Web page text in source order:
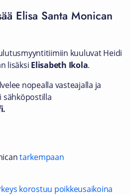
Elisa Santa Monican
kuuluvat Heidi
lisäksi Elisabeth Ikola.
nopealla vasteajalla ja
sähköpostilla
tarkempaan
korostuu poikkeusaikoina